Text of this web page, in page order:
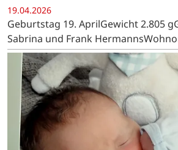
19.04.2026
Geburtstag 19. AprilGewicht 2.805
Sabrina und Frank